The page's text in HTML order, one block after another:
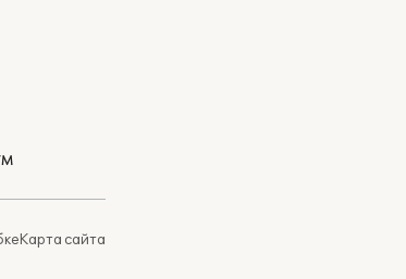
Карта сайта